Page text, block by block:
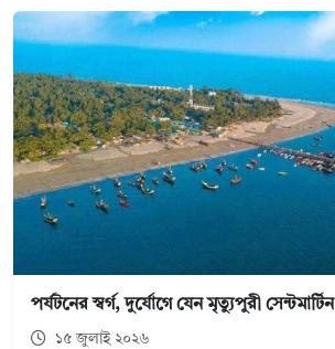
পর্যটনের স্বর্গ, দুর্যোগে যেন মৃত্যুপুরী সেন্টমার্টিন
১৫ জুলাই ২০২৬